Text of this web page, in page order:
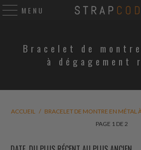
MENU
Bracelet de
à dégagement
ACCUEIL / BRACELET DE MONTRE EN MÉTAL
PAGE 1 DE 2